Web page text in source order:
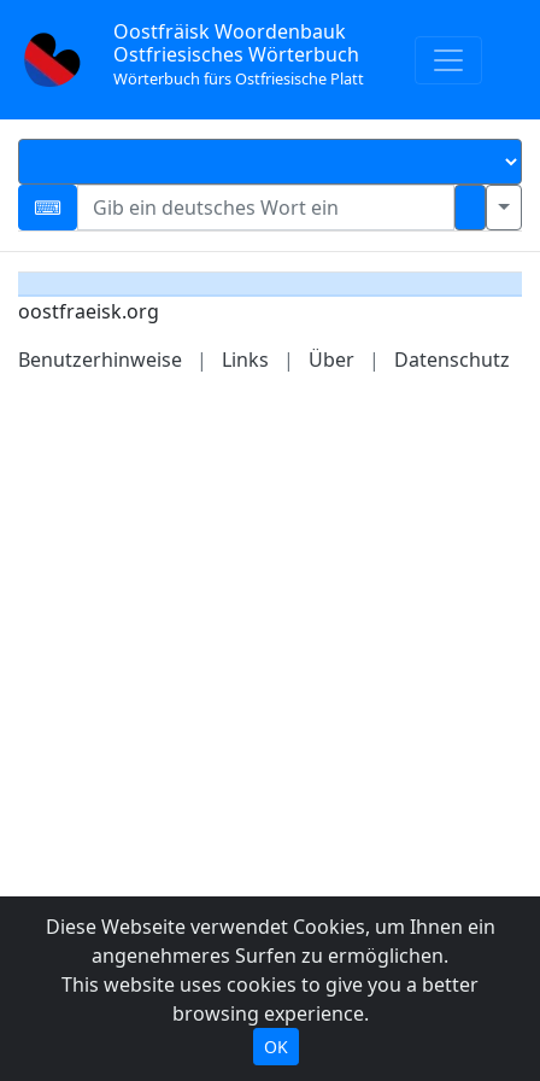
Oostfräisk Woordenbauk
Ostfriesisches Wörterbuch
Wörterbuch fürs Ostfriesische Platt
oostfraeisk.org
Benutzerhinweise
| Links | Über | Datenschutz
Diese Webseite verwendet Cookies, um Ihnen ein
angenehmeres Surfen zu ermöglichen.
This website uses cookies to give you a better
browsing experience.
OK